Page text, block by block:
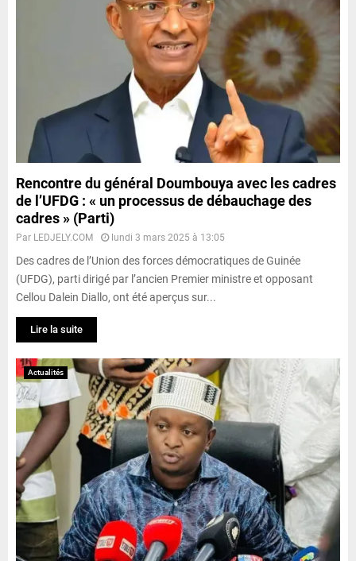
Rencontre du général Doumbouya avec les cadres
de l’UFDG : « un processus de débauchage des
cadres » (Parti)
Par LEDJELY.COM lundi 3 mars 2025 à 13:05
Des cadres de l’Union des forces démocratiques de Guinée
(UFDG), parti dirigé par l’ancien Premier ministre et opposant
Cellou Dalein Diallo, ont été aperçus sur...
Lire la suite
Actualités